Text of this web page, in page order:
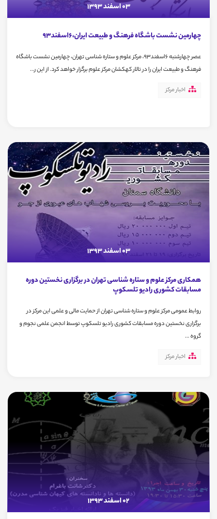
03 اسفند 1393
چهارمین نشست باشگاه فرهنگ و طبیعت ایران،6اسفند93
عصر چهارشنبه 6اسفند93، مرکز علوم و ستاره شناسی تهران، چهارمین نشست باشگاه
فرهنگ و طبیعت ایران را در تالار کهکشان مرکز علوم برگزار خواهد کرد. از این ر...
اخبار مرکز
03 اسفند 1393
همکاری مرکز علوم و ستاره شناسی تهران در برگزاری نخستین دوره
مسابقات کشوری رادیو تلسکوپ
روابط عمومی مرکز علوم و ستاره شناسی تهران از حمایت مالی و علمی این مرکز در
برگزاری نخستین دوره مسابقات کشوری رادیو تلسکوپ توسط انجمن علمی نجوم و
گروه ...
اخبار مرکز
02 اسفند 1393